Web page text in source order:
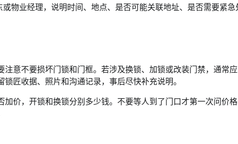
物业经理，说明时间、地点、是否可能关联地址、是否需要紧急
意不要损坏门锁和门框。若涉及换锁、加锁或改装门禁，通常
匠收据、照片和沟通记录，事后尽快补充说明。
价，开锁和换锁分别多少钱。不要等人到了门口才第一次问价